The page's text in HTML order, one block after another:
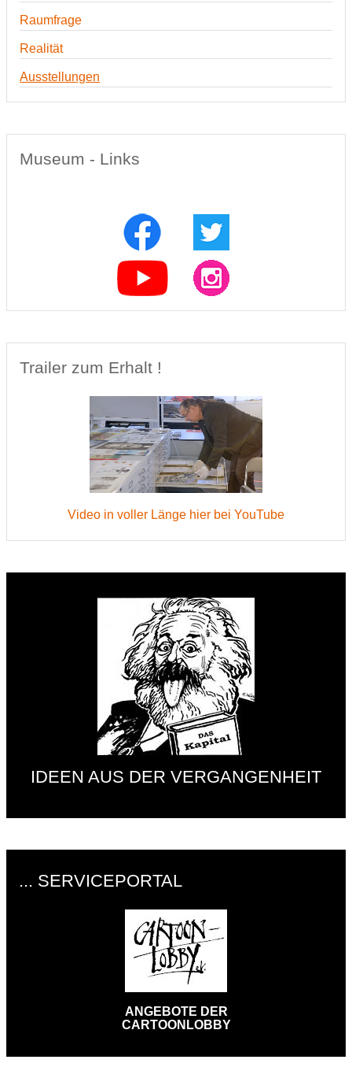
Raumfrage
Realität
Ausstellungen
Museum - Links
Trailer zum Erhalt !
Video in voller Länge hier bei YouTube
IDEEN AUS DER VERGANGENHEIT
... SERVICEPORTAL
ANGEBOTE DER
CARTOONLOBBY